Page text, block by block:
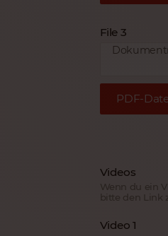
File 3
PDF-
Videos
Wenn du ein
bitte den Link
Video 1